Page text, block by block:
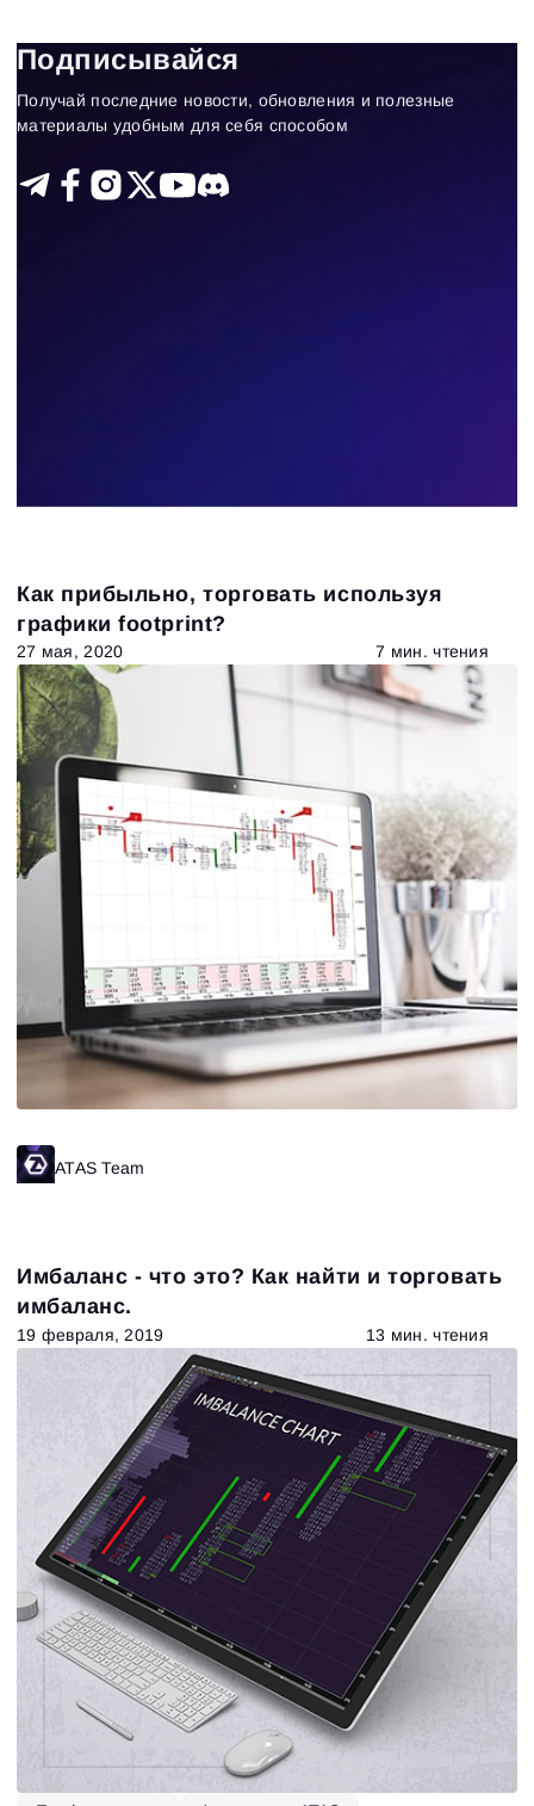
5 Results found
Как прибыльно, торговать используя
графики footprint?
27 мая, 2020 7 мин. чтения
ATAS Team
Имбаланс - что это? Как найти и торговать
имбаланс.
19 февраля, 2019 13 мин. чтения
Подписывайся
Получай последние новости, обновления и полезные
материалы удобным для себя способом